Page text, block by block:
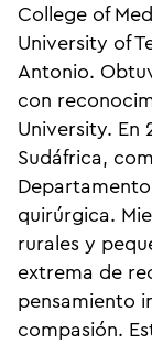
College of
University of
Antonio.
con
University. En
Sudáfrica,
quirúrgica.
rurales y
extrema de
pensamiento
compasión.